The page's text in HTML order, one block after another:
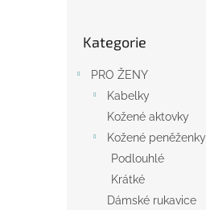
kategorie
Kategorie
PRO ŽENY
Kabelky
Kožené aktovky
Kožené peněženky
Podlouhlé
Krátké
Dámské rukavice